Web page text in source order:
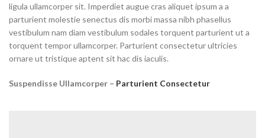
ligula ullamcorper sit. Imperdiet augue cras aliquet ipsum a a
parturient molestie senectus dis morbi massa nibh phasellus
vestibulum nam diam vestibulum sodales torquent parturient ut a
torquent tempor ullamcorper. Parturient consectetur ultricies
ornare ut tristique aptent sit hac dis iaculis.
Suspendisse Ullamcorper – Parturient Consectetur